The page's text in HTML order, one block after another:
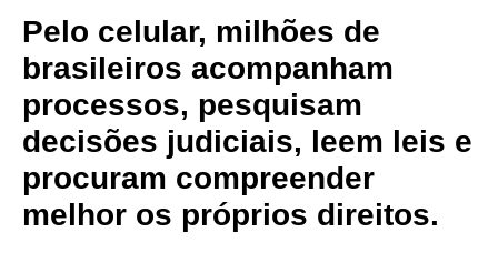
Pelo celular, milhões de
brasileiros acompanham
processos, pesquisam
decisões judiciais, leem leis e
procuram compreender
melhor os próprios direitos.